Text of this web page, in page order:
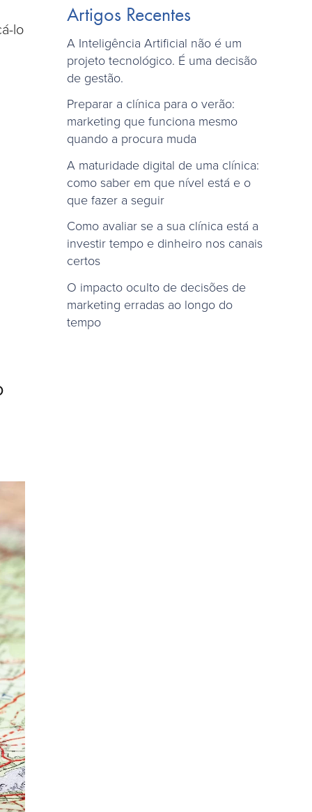
lo
Artigos Recentes
A Inteligência Artificial não é um
projeto tecnológico. É uma decisão
de gestão.
Preparar a clínica para o verão:
marketing que funciona mesmo
quando a procura muda
A maturidade digital de uma clínica:
como saber em que nível está e o
que fazer a seguir
Como avaliar se a sua clínica está a
investir tempo e dinheiro nos canais
certos
O impacto oculto de decisões de
marketing erradas ao longo do
tempo